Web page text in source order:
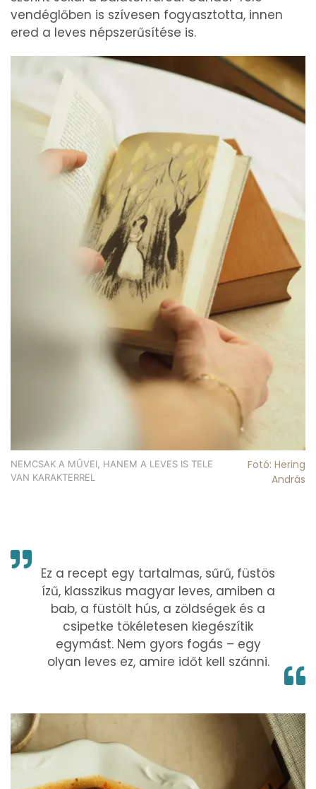
vendéglőben is szívesen fogyasztotta, innen
ered a leves népszerűsítése is.
NEMCSAK A MŰVEI, HANEM A LEVES IS TELE
VAN KARAKTERREL
Fotó: Hering
András
Ez a recept egy tartalmas, sűrű, füstös
ízű, klasszikus magyar leves, amiben a
bab, a füstölt hús, a zöldségek és a
csipetke tökéletesen kiegészítik
egymást. Nem gyors fogás – egy
olyan leves ez, amire időt kell szánni.